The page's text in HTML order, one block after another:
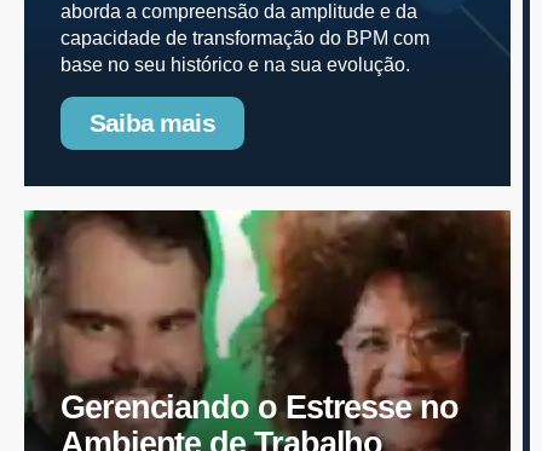
aborda a compreensão da amplitude e da
capacidade de transformação do BPM com
base no seu histórico e na sua evolução.
Saiba mais
Gerenciando o Estresse no
Ambiente de Trabalho